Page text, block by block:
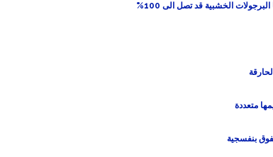
الخشبية قد تصل الى 100%
متعددة
بنفسجية